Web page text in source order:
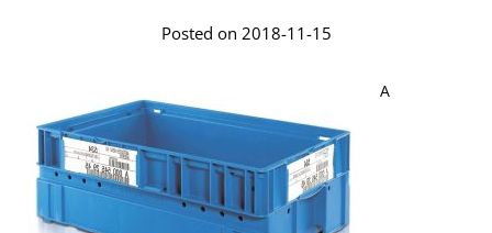
Posted on 2018-11-15
A